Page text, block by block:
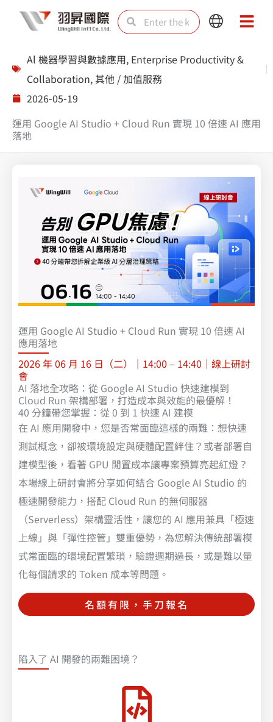
SearchSearch
Main
Main
Al 機器學習與數據應用, Enterprise Productivity &
Collaboration, 其他 / 加值服務
2026-05-19
運用 Google AI Studio + Cloud Run 實現 10 倍速 AI 應用
落地
運用 Google AI Studio + Cloud Run 實現 10 倍速 AI
應用落地
2026 年 06 月 16 日（二）｜14:00 – 14:40｜線上研討
會
AI 落地全攻略：從 Google AI Studio 快速建模到
Cloud Run 架構部署，打造成本與效能的最優解！
40 分鐘帶您掌握：從 0 到 1 快速 AI 建模
在 AI 應用開發中，您是否常面臨這樣的兩難：想快速
測試概念，卻被環境設定與硬體配置絆住？或者部署自
建模型後，看著 GPU 閒置成本讓專案預算亮起紅燈？
本場線上研討會將分享如何結合 Google AI Studio 的
極速開發能力，搭配 Cloud Run 的無伺服器
（Serverless）架構靈活性，讓您的 AI 應用兼具「極速
上線」與「彈性控管」雙重優勢，為您解決傳統部署模
式常面臨的環境配置繁瑣，驗證週期過長，或是難以量
化每個請求的 Token 成本等問題。
名額有限，手刀報名
陷入了 AI 開發的兩難困境？